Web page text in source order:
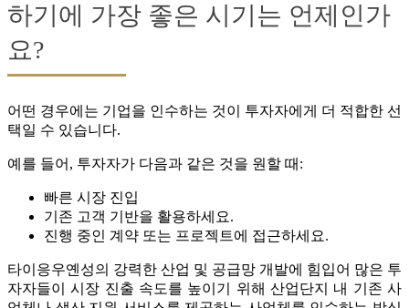
하기에 가장 좋은 시기는 언제인가
요?
어떤 경우에는 기업을 인수하는 것이 투자자에게 더 적합한 선
택일 수 있습니다.
예를 들어, 투자자가 다음과 같은 것을 원할 때:
빠른 시장 진입
기존 고객 기반을 활용하세요.
진행 중인 계약 또는 프로젝트에 접근하세요.
타이응우옌성의 강력한 산업 및 공급망 개발에 힘입어 많은 투
자자들이 시장 진출 속도를 높이기 위해 산업단지 내 기존 사